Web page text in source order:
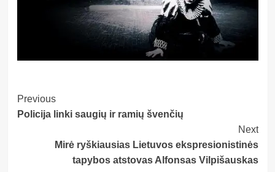
Post
Navigation
Previous
Policija linki saugių ir ramių švenčių
Next
Mirė ryškiausias Lietuvos ekspresionistinės
tapybos atstovas Alfonsas Vilpišauskas